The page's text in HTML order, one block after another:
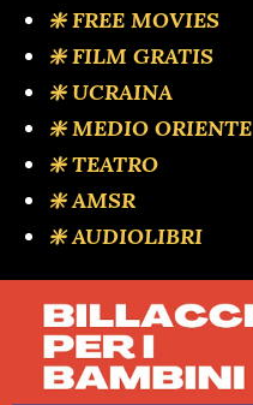
❇️ FREE MOVIES
❇️ FILM GRATIS
❇️ UCRAINA
❇️ MEDIO ORIENTE
❇️ TEATRO
❇️ AMSR
❇️ AUDIOLIBRI